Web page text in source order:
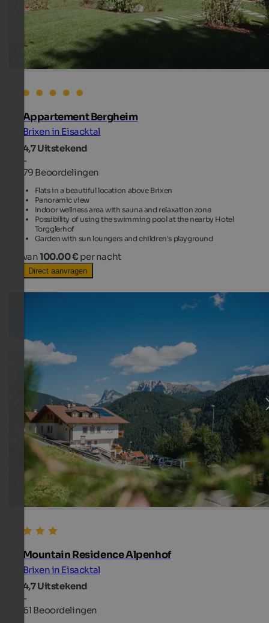
Appartement Bergheim
Brixen in Eisacktal
4,7Uitstekend
-
79 Beoordelingen
Flats in a beautiful location above Brixen
Panoramic view
Indoor wellness area with sauna and relaxation zone
Possibility of using the swimming pool at the nearby Hotel
Torgglerhof
Garden with sun loungers and children's playground
van100.00 € per nacht
Direct aanvragen
Mountain Residence Alpenhof
Brixen in Eisacktal
4,7Uitstekend
-
61 Beoordelingen